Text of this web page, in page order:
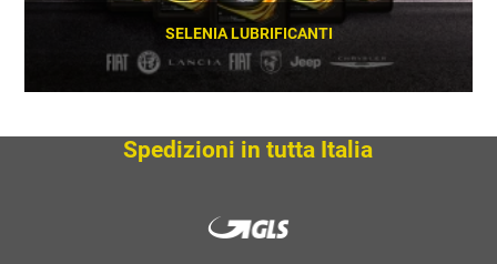
SELENIA LUBRIFICANTI
Spedizioni in tutta Italia